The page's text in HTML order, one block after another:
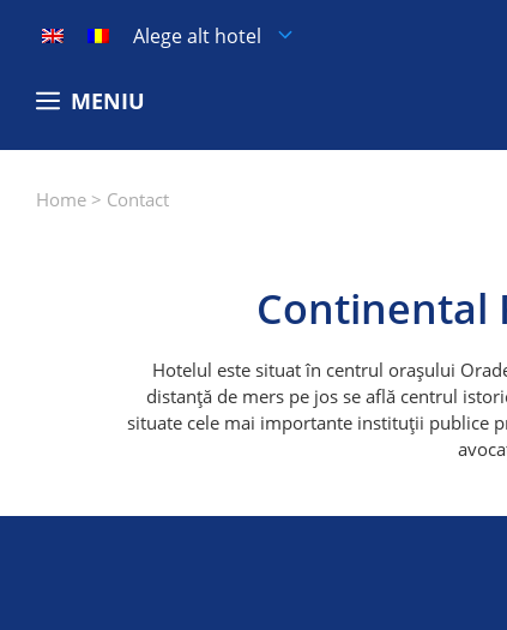
Alege alt hotel
MENIU
Home > Contact
Continental
Hotelul este situat în centrul orașului
distanță de mers pe jos se află centrul
situate cele mai importante instituţii publice